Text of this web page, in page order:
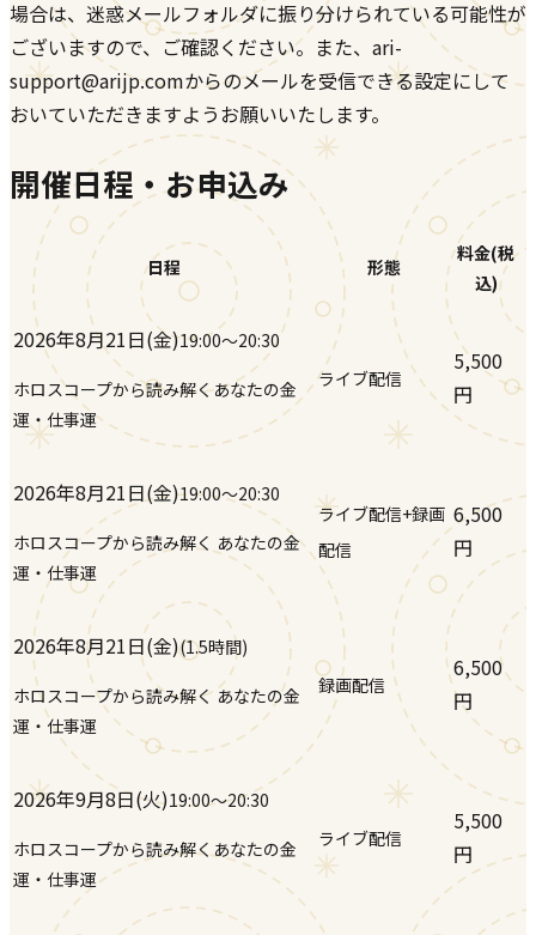
場合は、迷惑メールフォルダに振り分けられている可能性が
ございますので、ご確認ください。また、ari-
support@arijp.comからのメールを受信できる設定にして
おいていただきますようお願いいたします。
開催日程・お申込み
日程 形態
料金(税
込)
2026年8月21日(金)19:00〜20:30
ホロスコープから読み解くあなたの金
運・仕事運
ライブ配信
5,500
円
2026年8月21日(金)19:00〜20:30
ホロスコープから読み解く あなたの金
運・仕事運
ライブ配信+録画
配信
6,500
円
2026年8月21日(金)(1.5時間)
ホロスコープから読み解く あなたの金
運・仕事運
録画配信
6,500
円
2026年9月8日(火)19:00〜20:30
ホロスコープから読み解くあなたの金
運・仕事運
ライブ配信
5,500
円